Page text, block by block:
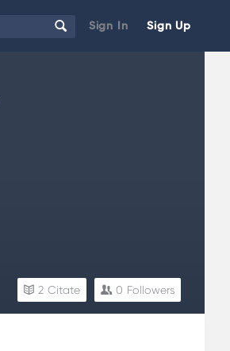
Sign In Sign Up
0 Followers
2 Citate